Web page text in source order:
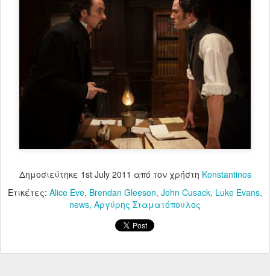
Δημοσιεύτηκε 1st July 2011 από τον χρήστη Konstantinos
Ετικέτες: Alice Eve Brendan Gleeson John Cusack Luke Evans
news Αργύρης Σταματόπουλος